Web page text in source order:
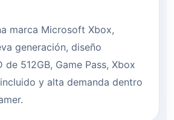
marca Microsoft Xbox,
generación, diseño
de 512GB, Game Pass, Xbox
y alta demanda dentro